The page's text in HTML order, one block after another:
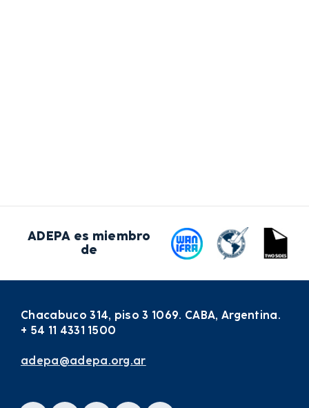
ADEPA es miembro
de
Chacabuco 314, piso 3 1069. CABA, Argentina.
+ 54 11 4331 1500
adepa@adepa.org.ar